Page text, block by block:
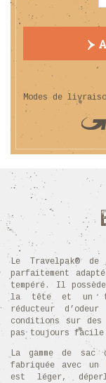
Modes de
Le Travelpak®
parfaitement
tempéré. Il
la tête et un
réducteur
conditions sur
pas toujours facile
La gamme de sac
fabriquée avec
est léger,